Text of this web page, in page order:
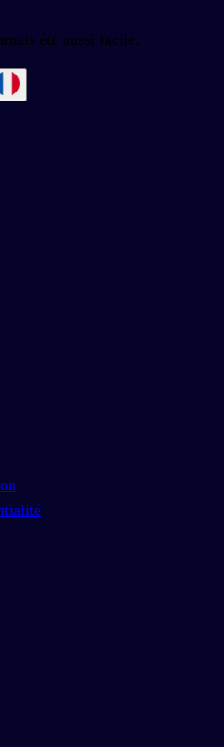
été aussi facile.